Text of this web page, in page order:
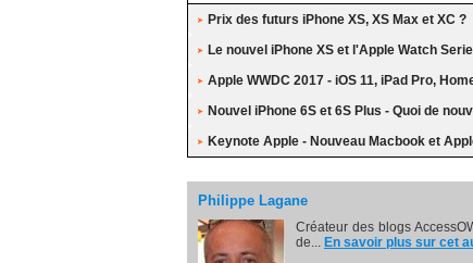
Prix des futurs iPhone XS, XS Max et XC ?
Le nouvel iPhone XS et l'Apple Watch
Apple WWDC 2017 - iOS 11, iPad Pro,
Nouvel iPhone 6S et 6S Plus - Quoi de
Keynote Apple - Nouveau Macbook et
Philippe Lagane
Créateur des blogs
de... En savoir plus sur cet